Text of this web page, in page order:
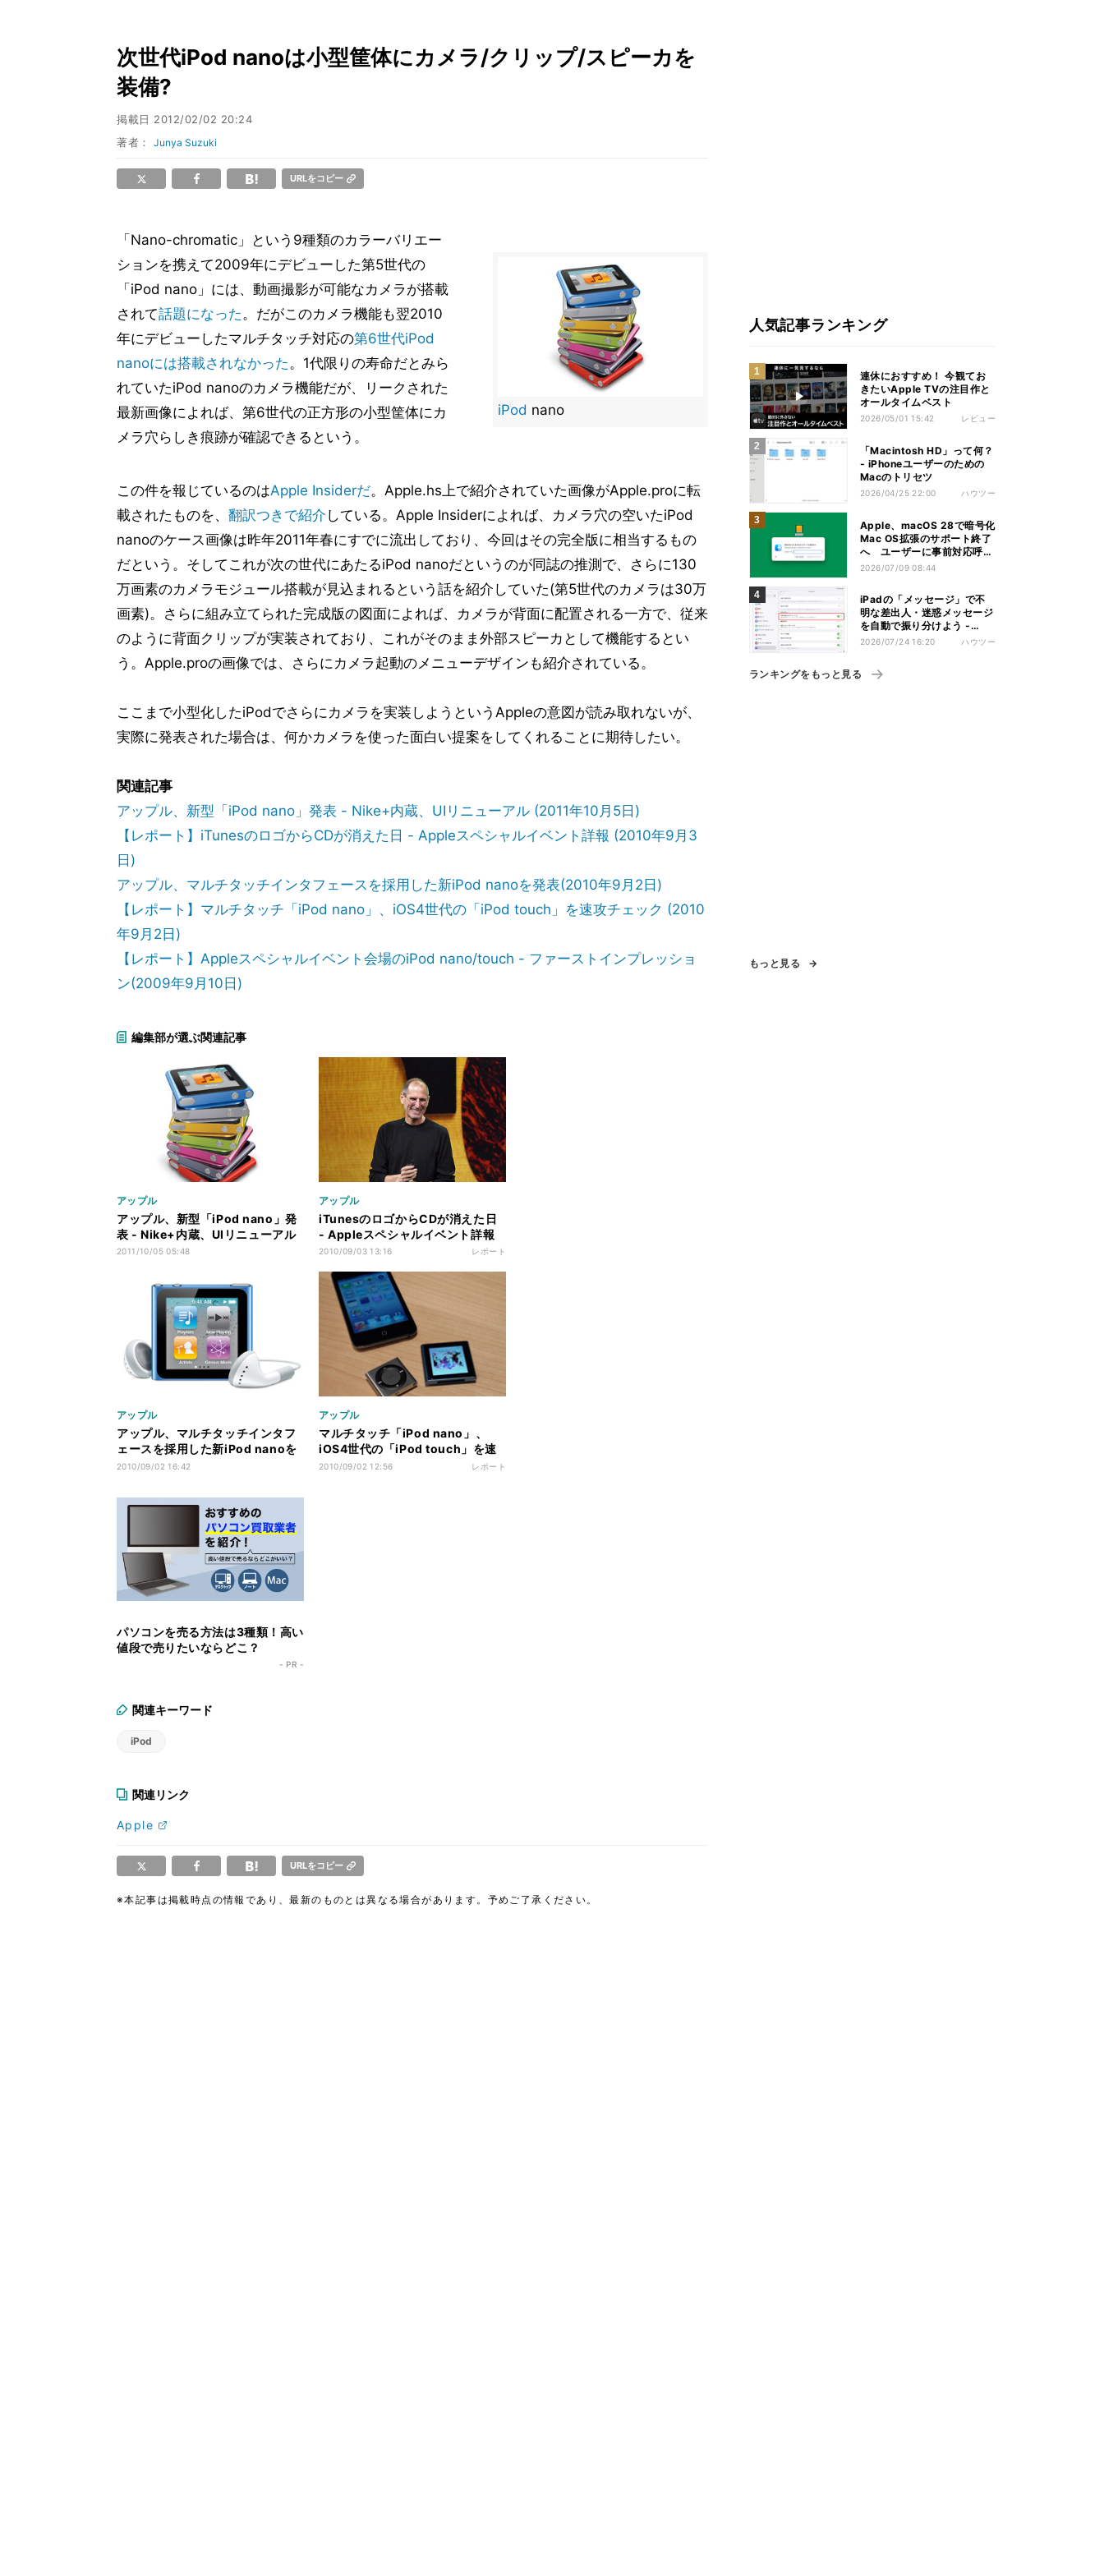
次世代iPod nanoは小型筐体にカメラ/クリップ/スピーカを
装備?
掲載日 2012/02/02 20:24
著者：Junya Suzuki
URLをコピー
iPod nano
「Nano-chromatic」という9種類のカラーバリエー
ションを携えて2009年にデビューした第5世代の
「iPod nano」には、動画撮影が可能なカメラが搭載
されて話題になった。だがこのカメラ機能も翌2010
年にデビューしたマルチタッチ対応の第6世代iPod
nanoには搭載されなかった。1代限りの寿命だとみら
れていたiPod nanoのカメラ機能だが、リークされた
最新画像によれば、第6世代の正方形の小型筐体にカ
メラ穴らしき痕跡が確認できるという。
この件を報じているのはApple Insiderだ。Apple.hs上で紹介されていた画像がApple.proに転
載されたものを、 翻訳つきで紹介 している。Apple Insiderによれば、カメラ穴の空いたiPod
nanoのケース画像は昨年2011年春にすでに流出しており、今回はその完全版に相当するもの
だという。そしてこれが次の世代にあたるiPod nanoだというのが同誌の推測で、さらに130
万画素のカメラモジュール搭載が見込まれるという話を紹介していた(第5世代のカメラは30万
画素)。さらに組み立てられた完成版の図面によれば、カメラが背面に配置される一方で、従来
のように背面クリップが実装されており、これがそのまま外部スピーカとして機能するとい
う。Apple.proの画像では、さらにカメラ起動のメニューデザインも紹介されている。
ここまで小型化したiPodでさらにカメラを実装しようというAppleの意図が読み取れないが、
実際に発表された場合は、何かカメラを使った面白い提案をしてくれることに期待したい。
関連記事
アップル、新型「iPod nano」発表 - Nike+内蔵、UIリニューアル (2011年10月5日)
【レポート】iTunesのロゴからCDが消えた日 - Appleスペシャルイベント詳報 (2010年9月3
日)
アップル、マルチタッチインタフェースを採用した新iPod nanoを発表(2010年9月2日)
【レポート】マルチタッチ「iPod nano」、iOS4世代の「iPod touch」を速攻チェック (2010
年9月2日)
【レポート】Appleスペシャルイベント会場のiPod nano/touch - ファーストインプレッショ
ン(2009年9月10日)
編集部が選ぶ関連記事
アップル
アップル、新型「iPod nano」発
表 - Nike+内蔵、UIリニューアル
2011/10/05 05:48
アップル
iTunesのロゴからCDが消えた日
- Appleスペシャルイベント詳報
2010/09/03 13:16 レポート
アップル
アップル、マルチタッチインタフ
ェースを採用した新iPod nanoを
発表
2010/09/02 16:42
アップル
マルチタッチ「iPod nano」、
iOS4世代の「iPod touch」を速
攻チェック
2010/09/02 12:56 レポート
パソコンを売る方法は3種類！高い
値段で売りたいならどこ？
- PR -
関連キーワード
iPod
関連リンク
Apple
URLをコピー
※本記事は掲載時点の情報であり、最新のものとは異なる場合があります。予めご了承ください。
人気記事ランキング
連休におすすめ！ 今観てお
きたいApple TVの注目作と
オールタイムベスト
2026/05/01 15:42 レビュー
「Macintosh HD」って何？
- iPhoneユーザーのための
Macのトリセツ
2026/04/25 22:00 ハウツー
Apple、macOS 28で暗号化
Mac OS拡張のサポート終了
へ ユーザーに事前対応呼び
かけ
2026/07/09 08:44
iPadの「メッセージ」で不
明な差出人・迷惑メッセージ
を自動で振り分けよう -
iPadパソコン化講座
2026/07/24 16:20 ハウツー
ランキングをもっと見る
もっと見る